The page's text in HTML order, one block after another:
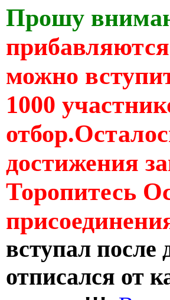
Прошу
можно
1000
достижения
Торопитесь
вступал после
отписался от